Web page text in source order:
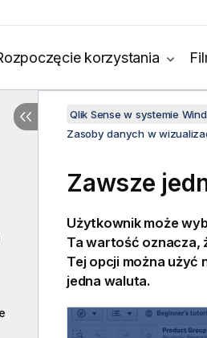
korzystania
Qlik Sense w systemie
Zasoby danych w
Zawsze
Użytkownik może
Ta wartość oznacza,
Tej opcji można użyć
jedna waluta.